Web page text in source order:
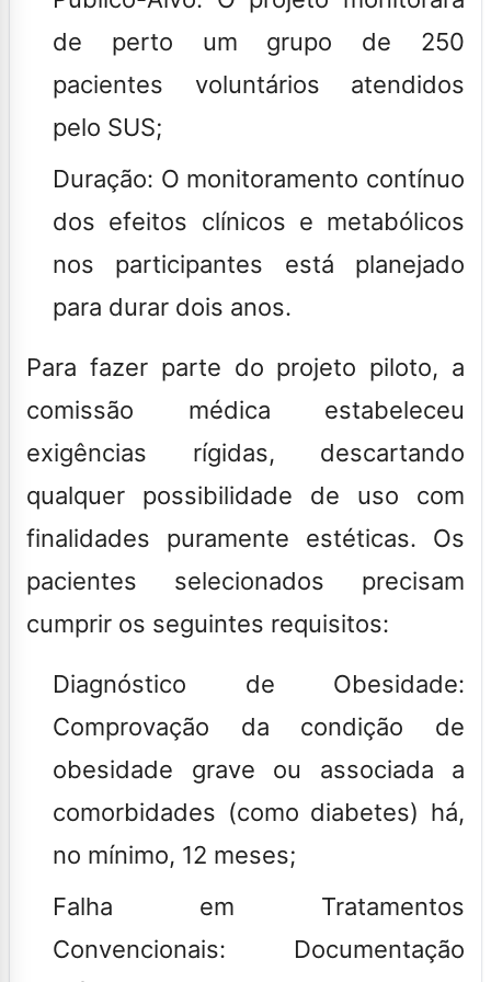
de perto um grupo de 250
pacientes voluntários atendidos
pelo SUS;
Duração: O monitoramento contínuo
dos efeitos clínicos e metabólicos
nos participantes está planejado
para durar dois anos.
Para fazer parte do projeto piloto, a
comissão médica estabeleceu
exigências rígidas, descartando
qualquer possibilidade de uso com
finalidades puramente estéticas. Os
pacientes selecionados precisam
cumprir os seguintes requisitos:
Diagnóstico de Obesidade:
Comprovação da condição de
obesidade grave ou associada a
comorbidades (como diabetes) há,
no mínimo, 12 meses;
Falha em Tratamentos
Convencionais: Documentação